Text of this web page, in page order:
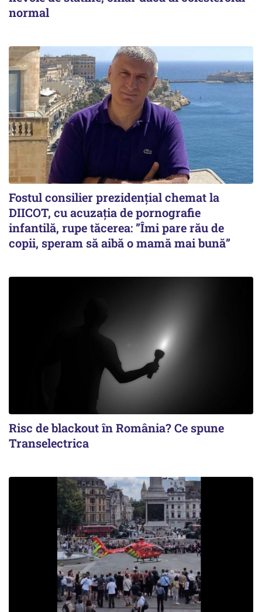
normal
Fostul consilier prezidențial chemat la
DIICOT, cu acuzația de pornografie
infantilă, rupe tăcerea: ”Îmi pare rău de
copii, speram să aibă o mamă mai bună”
Risc de blackout în România? Ce spune
Transelectrica